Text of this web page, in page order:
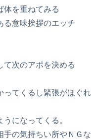
体を重ねてみる
る意味挨拶のエッチ
て次のアポを決める
ってくるし緊張がほぐれ
になってくる。
手の気持ちい所やＮＧな